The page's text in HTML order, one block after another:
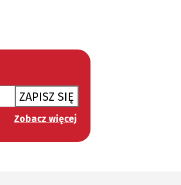
ZAPISZ SIĘ
Zobacz więcej